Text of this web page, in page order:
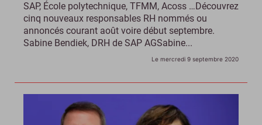
SAP, École polytechnique, TFMM, Acoss …Découvrez
cinq nouveaux responsables RH nommés ou
annoncés courant août voire début septembre.
Sabine Bendiek, DRH de SAP AGSabine...
Le mercredi 9 septembre 2020